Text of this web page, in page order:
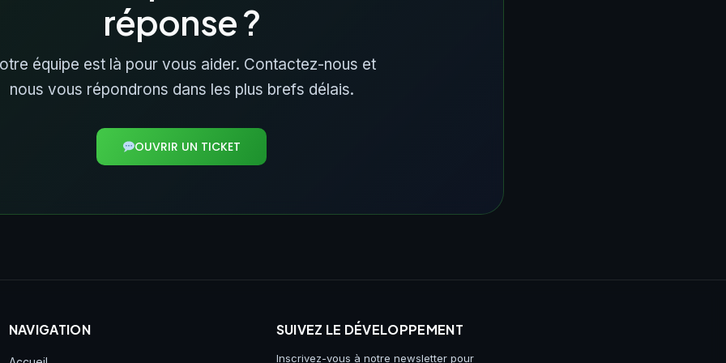
réponse ?
équipe est là pour vous aider. Contactez-nous et
nous vous répondrons dans les plus brefs délais.
OUVRIR UN TICKET
NAVIGATION SUIVEZ LE DÉVELOPPEMENT
Inscrivez-vous à notre newsletter pour